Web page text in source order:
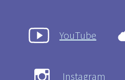
YouTube
Instagram